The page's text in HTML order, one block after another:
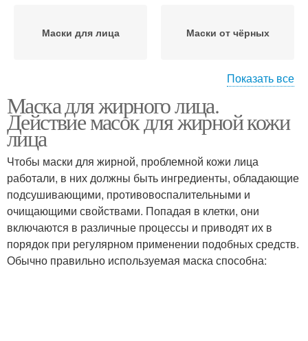
Маски для лица Маски от чёрных
Кефирная маска Маска из картофеля
Овсяная маска Банановая маска
Маска с алоэ Маска на основе
Показать все
Маска для жирного лица.
Действие масок для жирной кожи
лица
Чтобы маски для жирной, проблемной кожи лица
работали, в них должны быть ингредиенты, обладающие
подсушивающими, противовоспалительными и
очищающими свойствами. Попадая в клетки, они
включаются в различные процессы и приводят их в
порядок при регулярном применении подобных средств.
Обычно правильно используемая маска способна: